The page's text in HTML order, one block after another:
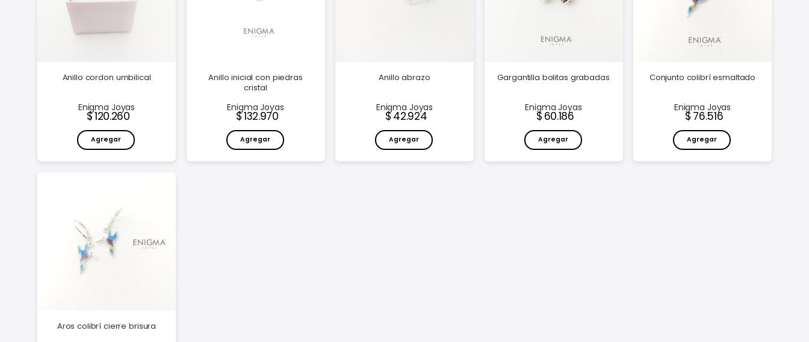
Anillo cordon umbilical
Enigma Joyas
Precio:
120.260
Agregar
Anillo inicial con piedras
cristal
Enigma Joyas
Precio:
132.970
Agregar
Anillo abrazo
Enigma Joyas
Precio:
42.924
Agregar
Gargantilla bolitas grabadas
Enigma Joyas
Precio:
60.186
Agregar
Conjunto colibrí esmaltado
Enigma Joyas
Precio:
76.516
Agregar
Aros colibrí cierre brisura